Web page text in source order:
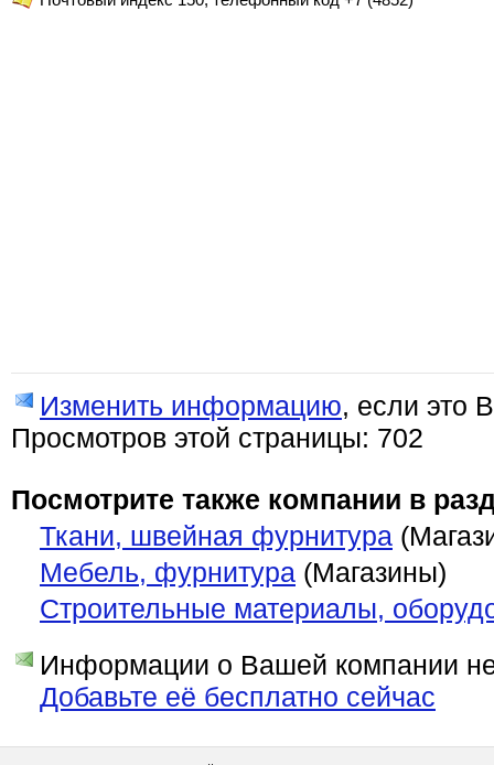
Изменить информацию, если это
Просмотров этой страницы: 702
Посмотрите также компании в
Ткани, швейная фурнитура
Мебель, фурнитура (Магазины)
Строительные материалы,
Информации о Вашей компании
Добавьте её бесплатно сейчас